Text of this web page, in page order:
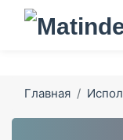
Главная